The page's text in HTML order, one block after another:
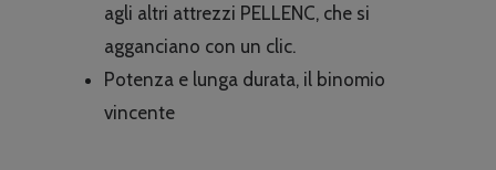
agli altri attrezzi PELLENC, che si
agganciano con un clic.
Potenza e lunga durata, il binomio
vincente